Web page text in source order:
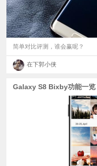
简单对比评测，谁会赢呢？
在下郭小侠
Galaxy S8 Bixby功能一览